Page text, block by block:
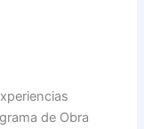
de Obra